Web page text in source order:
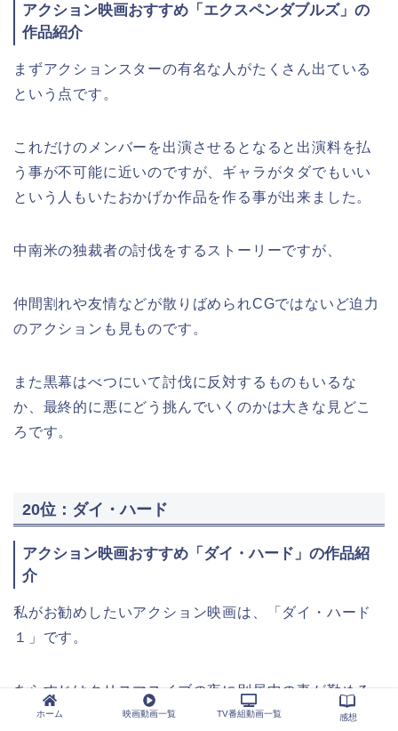
アクション映画おすすめ「エクスペンダブルズ」の
作品紹介
まずアクションスターの有名な人がたくさん出ている
という点です。
これだけのメンバーを出演させるとなると出演料を払
う事が不可能に近いのですが、ギャラがタダでもいい
という人もいたおかげか作品を作る事が出来ました。
中南米の独裁者の討伐をするストーリーですが、
仲間割れや友情などが散りばめられCGではないど迫力
のアクションも見ものです。
また黒幕はべつにいて討伐に反対するものもいるな
か、最終的に悪にどう挑んでいくのかは大きな見どこ
ろです。
20位：ダイ・ハード
アクション映画おすすめ「ダイ・ハード」の作品紹
介
私がお勧めしたいアクション映画は、「ダイ・ハード
１」です。
あらすじはクリスマスイブの夜に別居中の妻が勤める
ロサンゼルスの会社にやってきた非番のニューヨーク
ホーム 映画動画一覧 TV番組動画一覧 感想